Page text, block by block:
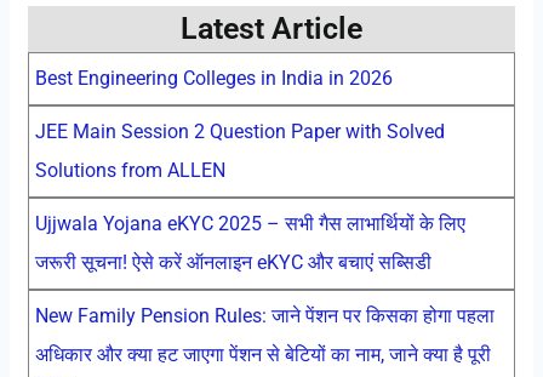
Latest Article
Best Engineering Colleges in India in 2026
JEE Main Session 2 Question Paper with Solved
Solutions from ALLEN
Ujjwala Yojana eKYC 2025 – सभी गैस लाभार्थियों के लिए
जरूरी सूचना! ऐसे करें ऑनलाइन eKYC और बचाएं सब्सिडी
New Family Pension Rules: जाने पेंशन पर किसका होगा पहला
अधिकार और क्या हट जाएगा पेंशन से बेटियों का नाम, जाने क्या है पूरी